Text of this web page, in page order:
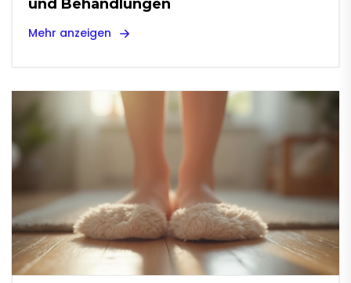
und Behandlungen
Mehr anzeigen